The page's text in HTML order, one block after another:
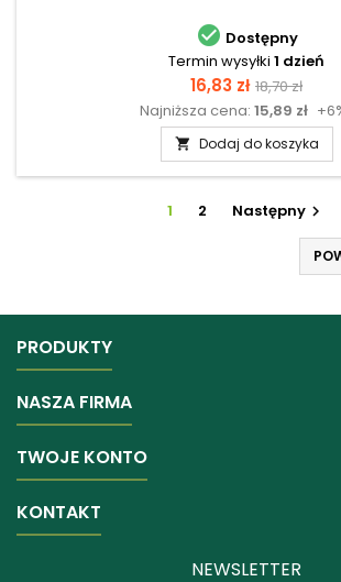
 Dostępny
Termin wysyłki 1 dzień
Cena
16,83 zł Cena
18,70 zł
Najniższa cena: 15,89 zł
 Dodaj do koszyka
1 2 Następny 
PRODUKTY
NASZA FIRMA
TWOJE KONTO
KONTAKT
NEWSLETTER